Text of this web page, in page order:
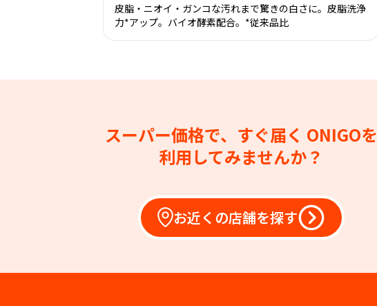
皮脂・ニオイ・ガンコな汚れまで驚きの白さに。皮脂洗浄
力*アップ。バイオ酵素配合。*従来品比
スーパー価格で、すぐ届く ONIGOを
利用してみませんか？
お近くの店舗を探す